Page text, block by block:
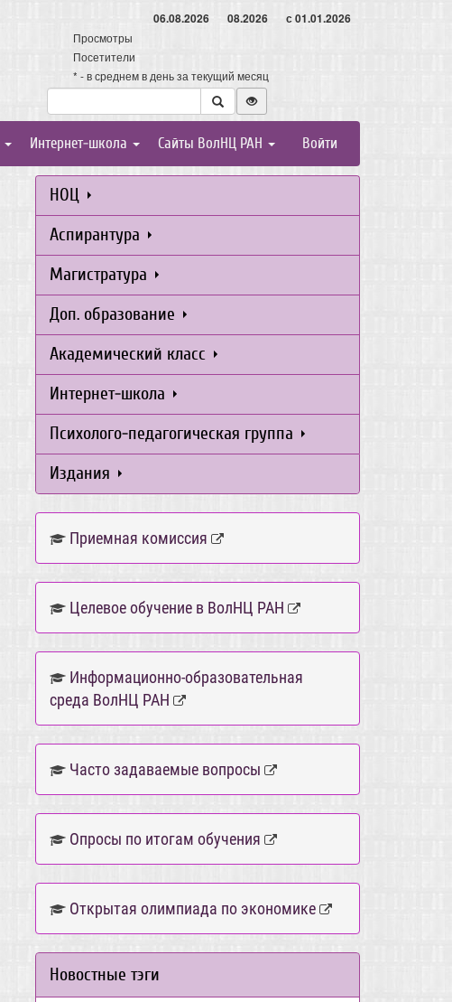
06.08.2026 08.2026 с 01.01.2026
Просмотры
Посетители
* - в среднем в день за текущий месяц
Интернет-школа Сайты ВолНЦ РАН Войти
НОЦ
Аспирантура
Магистратура
Доп. образование
Академический класс
Интернет-школа
Психолого-педагогическая группа
Издания
Приемная комиссия
Целевое обучение в ВолНЦ РАН
Информационно-образовательная
среда ВолНЦ РАН
Часто задаваемые вопросы
Опросы по итогам обучения
Открытая олимпиада по экономике
Новостные тэги